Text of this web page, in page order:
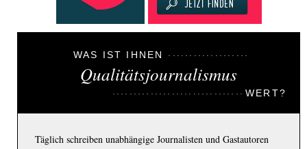
WAS IST IHNEN
Qualitätsjournalismus
WERT?
Täglich schreiben unabhängige Journalisten und Gastautoren